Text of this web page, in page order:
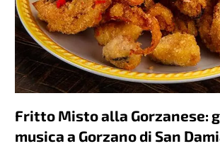
Fritto Misto alla Gorzanese:
musica a Gorzano di San